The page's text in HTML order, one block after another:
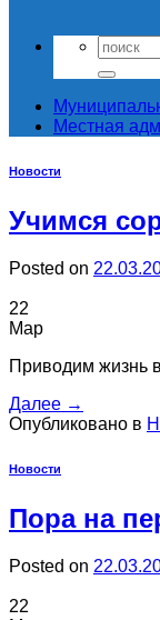
Местная
Новости
Учимся
Posted on
22
Мар
Приводим жизнь
Далее →
Опубликовано в
Новости
Пора на
Posted on
22